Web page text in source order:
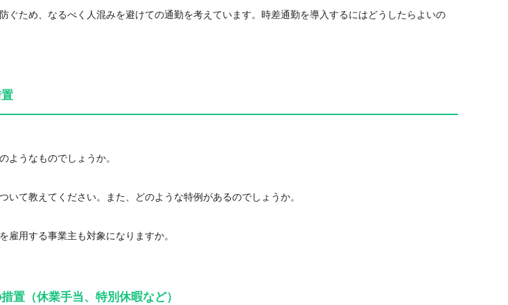
ぐため、なるべく人混みを避けての通勤を考えています。時差通勤を導入するにはどうしたらよいの
ようなものでしょうか。
いて教えてください。また、どのような特例があるのでしょうか。
雇用する事業主も対象になりますか。
置（休業手当、特別休暇など）